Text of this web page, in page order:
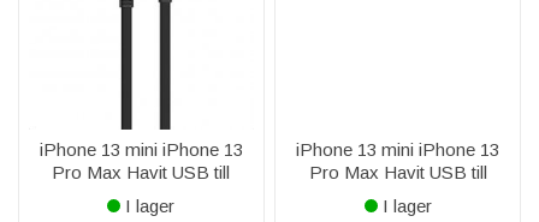
iPhone 13 mini iPhone 13
Pro Max Havit USB till
Lightning Kabel 2,0A 1,8m -
Svart
I lager
iPhone 13 mini iPhone 13
Pro Max Havit USB till
Lightning Kabel till iPhone &
iPad 2,0A 1m - Svart
I lager